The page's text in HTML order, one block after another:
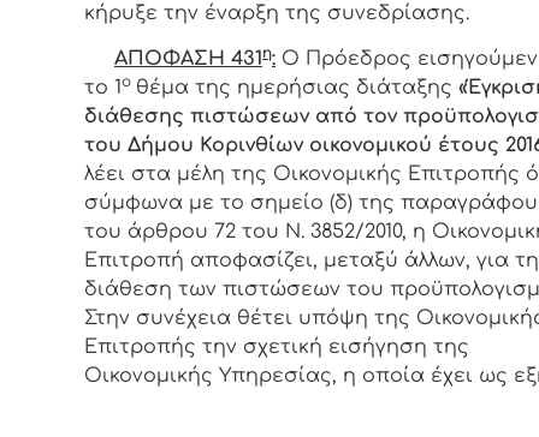
κήρυξε την έναρξη της συνεδρίασης.
ΑΠΟΦΑΣΗ 431η: Ο Πρόεδρος
το 1ο θέμα της ημερήσιας διάταξης
διάθεσης πιστώσεων από τον
του Δήμου Κορινθίων οικονομικού έτους
λέει στα μέλη της Οικονομικής Επιτροπής
σύμφωνα με το σημείο (δ) της παραγράφου
του άρθρου 72 του Ν. 3852/2010, η
Επιτροπή αποφασίζει, μεταξύ άλλων, για
διάθεση των πιστώσεων του
Στην συνέχεια θέτει υπόψη της
Επιτροπής την σχετική εισήγηση της
Οικονομικής Υπηρεσίας, η οποία έχει ως